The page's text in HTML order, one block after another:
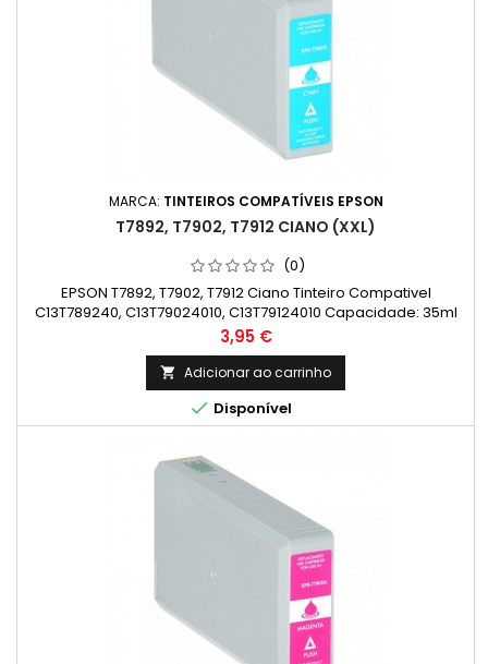
MARCA: TINTEIROS COMPATÍVEIS EPSON
T7892, T7902, T7912 CIANO (XXL)
(0)
EPSON T7892, T7902, T7912 Ciano Tinteiro Compativel
C13T789240, C13T79024010, C13T79124010 Capacidade: 35ml
Preço
3,95 €
 Adicionar ao carrinho
 Disponível